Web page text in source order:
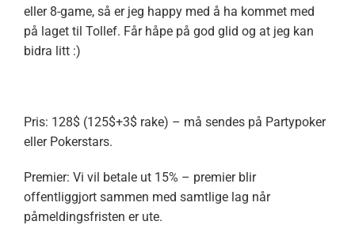
eller 8-game, så er jeg happy med å ha kommet med
på laget til Tollef. Får håpe på god glid og at jeg kan
bidra litt :)
Pris: 128$ (125$+3$ rake) – må sendes på Partypoker
eller Pokerstars.
Premier: Vi vil betale ut 15% – premier blir
offentliggjort sammen med samtlige lag når
påmeldingsfristen er ute.